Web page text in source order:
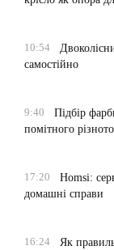
10:54
самостійно
9:40
Підбір
помітного
17:20
Homsi:
домашні справи
16:24
Як